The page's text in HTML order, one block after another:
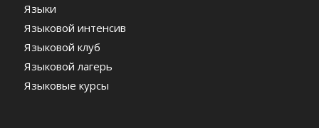
Языки
Языковой интенсив
Языковой клуб
Языковой лагерь
Языковые курсы